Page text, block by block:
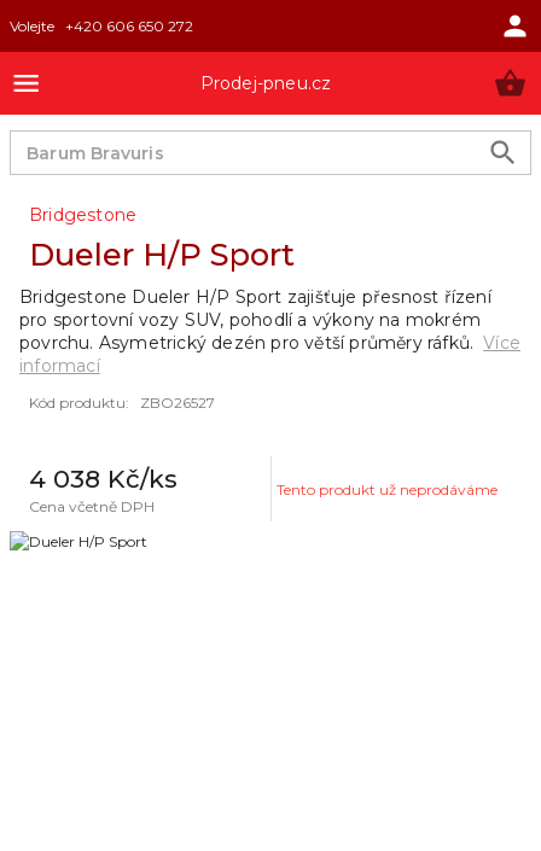
Volejte +420 606 650 272
Prodej-pneu.cz
Bridgestone
Dueler H/P Sport
Kód produktu: ZBO26527
4 038 Kč/ks
Cena včetně DPH
Tento produkt už neprodáváme
Bridgestone Dueler H/P Sport zajišťuje přesnost řízení
pro sportovní vozy SUV, pohodlí a výkony na mokrém
povrchu. Asymetrický dezén pro větší průměry ráfků. Více
informací